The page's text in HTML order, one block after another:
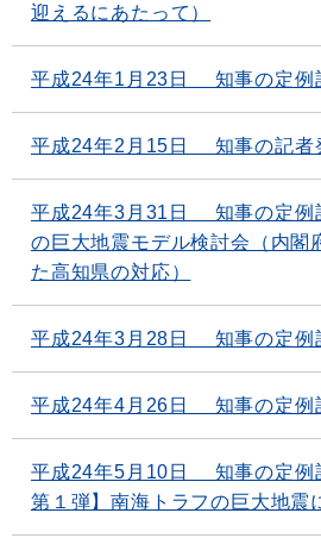
迎えるにあたって）
平成24年1月23日 知事の定例
平成24年2月15日 知事の記者
平成24年3月31日 知事の定例
の巨大地震モデル検討会（内閣
た高知県の対応）
平成24年3月28日 知事の定例
平成24年4月26日 知事の定例
平成24年5月10日 知事の定例
第１弾】南海トラフの巨大地震